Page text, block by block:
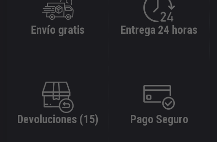
Envío gratis Entrega 24 horas
Devoluciones (15) Pago Seguro